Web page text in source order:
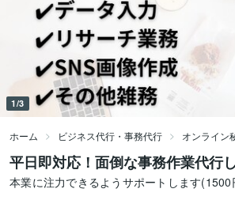
1/3
ホーム ビジネス代行・事務代行 オンライン
平日即対応！面倒な事務作業代行
本業に注力できるようサポートします(1500